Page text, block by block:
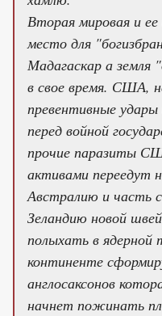
Вторая мировая и
место для
Мадагаскар а земля
в свое время. США,
превентивные
перед войной
прочие паразиты
активами переедут
Австралию и часть
Зеландию новой
полыхать в ядерной
континенте
англосаксонов
начнет пожинать